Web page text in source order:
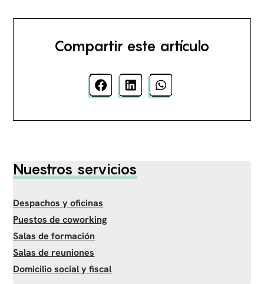
Compartir este artículo
Nuestros servicios
Despachos y oficinas
Puestos de coworking
Salas de formación
Salas de reuniones
Domicilio social y fiscal